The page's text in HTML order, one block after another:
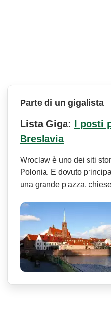
Parte di un gigalista
Lista Giga: I posti
Breslavia
Wroclaw è uno dei siti
Polonia. È dovuto
una grande piazza,